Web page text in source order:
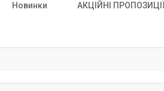
Новинки АКЦІЙНІ ПРОПОЗИЦІЇ